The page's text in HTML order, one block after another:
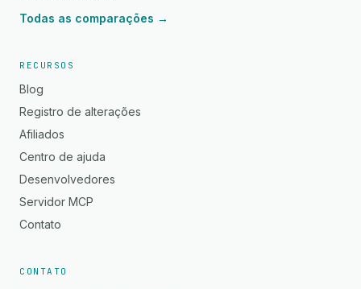
Todas as comparações →
RECURSOS
Blog
Registro de alterações
Afiliados
Centro de ajuda
Desenvolvedores
Servidor MCP
Contato
CONTATO